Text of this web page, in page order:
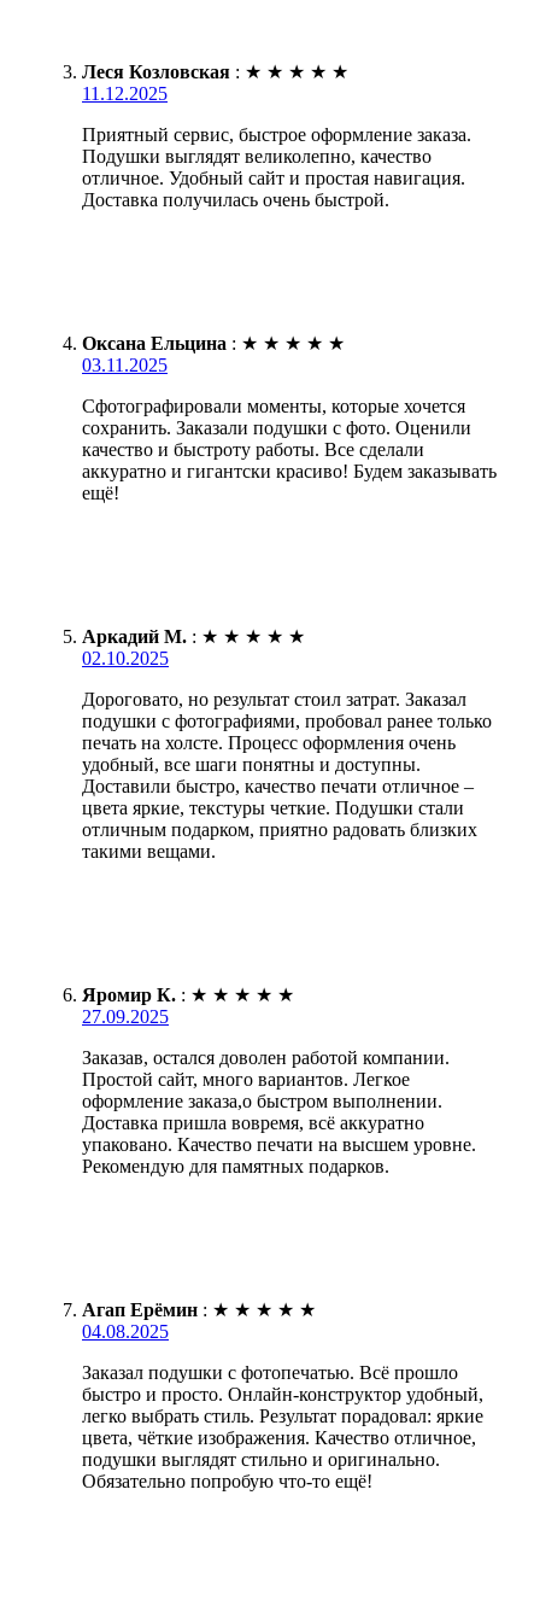
Леся Козловская : ★ ★ ★ ★ ★
11.12.2025
Приятный сервис, быстрое оформление заказа.
Подушки выглядят великолепно, качество
отличное. Удобный сайт и простая навигация.
Доставка получилась очень быстрой.
Оксана Ельцина : ★ ★ ★ ★ ★
03.11.2025
Сфотографировали моменты, которые хочется
сохранить. Заказали подушки с фото. Оценили
качество и быстроту работы. Все сделали
аккуратно и гигантски красиво! Будем заказывать
ещё!
Аркадий М. : ★ ★ ★ ★ ★
02.10.2025
Дороговато, но результат стоил затрат. Заказал
подушки с фотографиями, пробовал ранее только
печать на холсте. Процесс оформления очень
удобный, все шаги понятны и доступны.
Доставили быстро, качество печати отличное –
цвета яркие, текстуры четкие. Подушки стали
отличным подарком, приятно радовать близких
такими вещами.
Яромир К. : ★ ★ ★ ★ ★
27.09.2025
Заказав, остался доволен работой компании.
Простой сайт, много вариантов. Легкое
оформление заказа,о быстром выполнении.
Доставка пришла вовремя, всё аккуратно
упаковано. Качество печати на высшем уровне.
Рекомендую для памятных подарков.
Агап Ерёмин : ★ ★ ★ ★ ★
04.08.2025
Заказал подушки с фотопечатью. Всё прошло
быстро и просто. Онлайн-конструктор удобный,
легко выбрать стиль. Результат порадовал: яркие
цвета, чёткие изображения. Качество отличное,
подушки выглядят стильно и оригинально.
Обязательно попробую что-то ещё!